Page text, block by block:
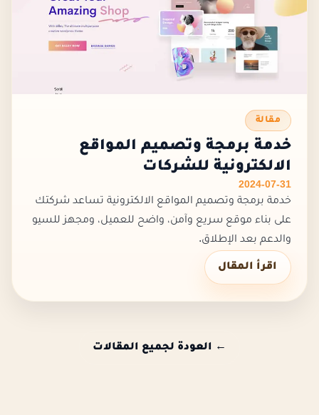
مقالة
خدمة برمجة وتصميم المواقع
الالكترونية للشركات
2024-07-31
خدمة برمجة وتصميم المواقع الالكترونية تساعد شركتك
على بناء موقع سريع وآمن، واضح للعميل، ومجهز للسيو
والدعم بعد الإطلاق.
اقرأ المقال
← العودة لجميع المقالات